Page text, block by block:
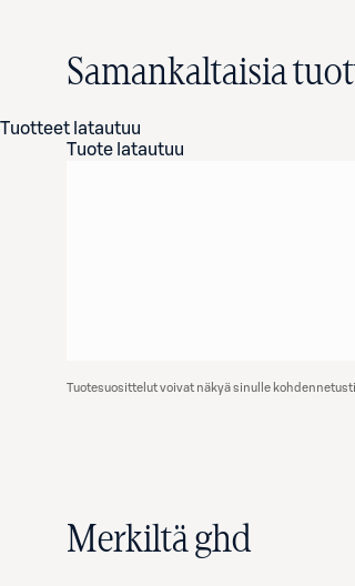
Samankaltaisia
Tuotteet latautuu
Tuote latautuu
Tuotesuosittelut voivat näkyä sinulle kohdennetusti
Merkiltä ghd